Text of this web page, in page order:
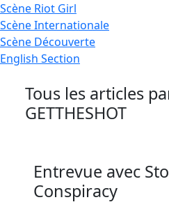
Scène Riot Girl
ScèneInternationale
Scène Découverte
English Section
Tous les articles
GETTHESHOT
Entrevue avec
Conspiracy